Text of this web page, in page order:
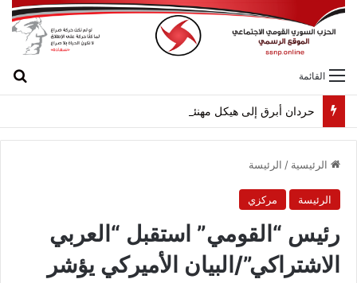
القائمة
حردان أبرق إلى هيكل مهنئاً بمناسبة عيد الجيش
الرئيسية / الرئيسة
الرئيسة مركزي
رئيس “القومي” استقبل “العربي
الاشتراكي”/البيان الأميركي يؤشر